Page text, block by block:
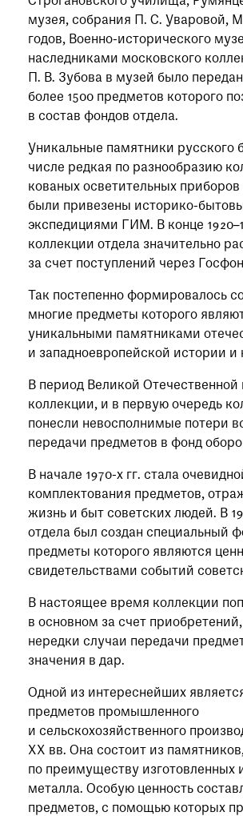
музея, собрания П. С. Уваровой,
годов, Военно-исторического
наследниками московского
П. В. Зубова в музей было
более 1500 предметов которого
в состав фондов отдела.
Уникальные памятники русского
числе редкая по разнообразию
кованых осветительных приборов
были привезены историко-
экспедициями ГИМ. В конце
коллекции отдела значительно
за счет поступлений через
Так постепенно формировалось
многие предметы которого
уникальными памятниками
и западноевропейской истории и
В период Великой
коллекции, и в первую очередь
понесли невосполнимые потери
передачи предметов в фонд
В начале 1970-х гг. стала
комплектования предметов,
жизнь и быт советских людей. В
отдела был создан специальный
предметы которого являются
свидетельствами событий
В настоящее время коллекции
в основном за счет
нередки случаи передачи
значения в дар.
Одной из интереснейших
предметов промышленного
и сельскохозяйственного
XX вв. Она состоит из
по преимуществу изготовленных
металла. Особую ценность
предметов, с помощью которых